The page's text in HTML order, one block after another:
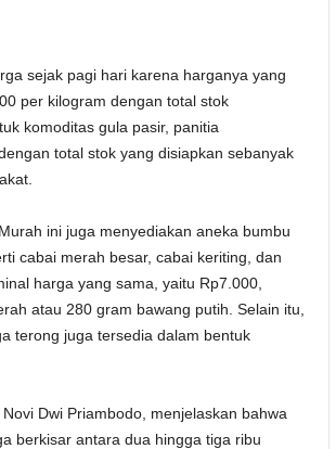
sejak pagi hari karena harganya yang
per kilogram dengan total stok
komoditas gula pasir, panitia
total stok yang disiapkan sebanyak
ini juga menyediakan aneka bumbu
cabai merah besar, cabai keriting, dan
harga yang sama, yaitu Rp7.000,
atau 280 gram bawang putih. Selain itu,
terong juga tersedia dalam bentuk
Dwi Priambodo, menjelaskan bahwa
berkisar antara dua hingga tiga ribu